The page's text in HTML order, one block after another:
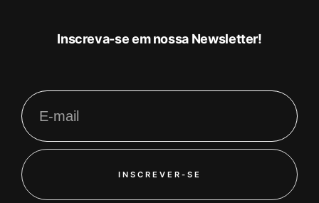
Inscreva-se em nossa Newsletter!
INSCREVER-SE